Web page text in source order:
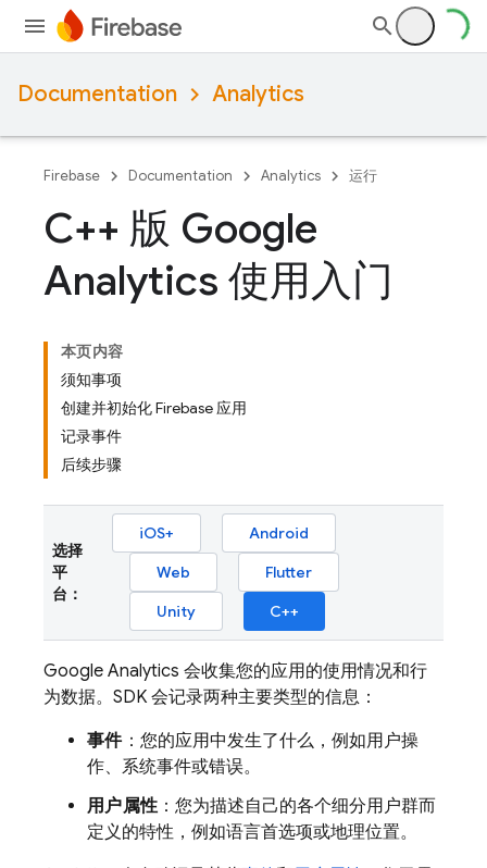
Documentation Analytics
Firebase Documentation Analytics 运行
C++ 版 Google
Analytics 使用入门
本页内容
须知事项
创建并初始化 Firebase 应用
记录事件
后续步骤
选择
平
台：
iOS+
Android
Web
Flutter
Unity
C++
Google Analytics 会收集您的应用的使用情况和行
为数据。SDK 会记录两种主要类型的信息：
事件：您的应用中发生了什么，例如用户操
作、系统事件或错误。
用户属性：您为描述自己的各个细分用户群而
定义的特性，例如语言首选项或地理位置。